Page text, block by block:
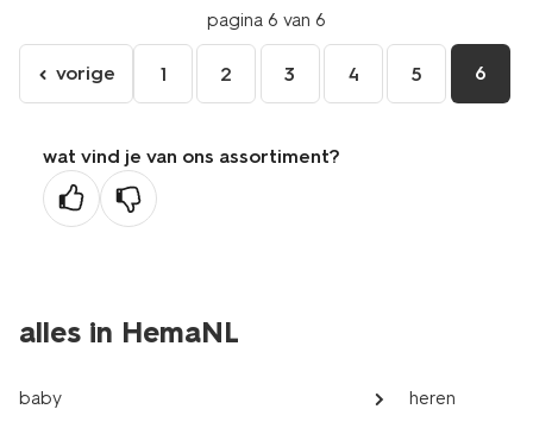
pagina 6 van 6
ga
naar
vorige
pagina
vorige 1 2 3 4 5 6
wat vind je van ons assortiment?
alles in HemaNL
baby heren